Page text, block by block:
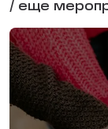
/ еще